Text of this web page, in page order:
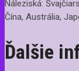
Náleziská:
Čína, Austrália,
Ďalšie